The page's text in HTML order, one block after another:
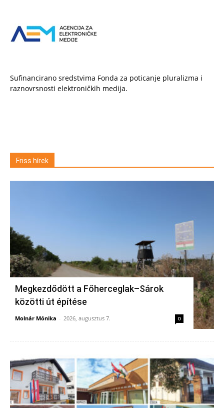
Sufinancirano sredstvima Fonda za poticanje pluralizma i
raznovrsnosti elektroničkih medija.
Friss hírek
Megkezdődött a Főherceglak–Sárok
közötti út építése
Molnár Mónika - 2026, augusztus 7. 0